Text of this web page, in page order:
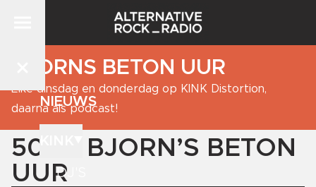
NIEUWS
DJ'S
BJORNS BETON UUR
Elke dinsdag en donderdag op KINK Distortion,
daarna als podcast!
500X BJORN’S BETON
UUR